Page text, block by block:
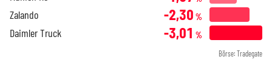
Zalando -2,30 %
Daimler Truck -3,01 %
Börse: Tradegate